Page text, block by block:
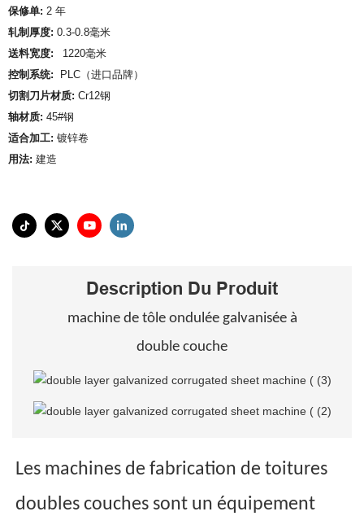
保修单: 2 年
轧制厚度: 0.3-0.8毫米
送料宽度:
1220毫米
控制系统:
PLC（进口品牌）
切割刀片材质: Cr12钢
轴材质: 45#钢
适合加工: 镀锌卷
用法: 建造
Description Du Produit
machine de tôle ondulée galvanisée à
double couche
Les machines de fabrication de toitures
doubles couches sont un équipement